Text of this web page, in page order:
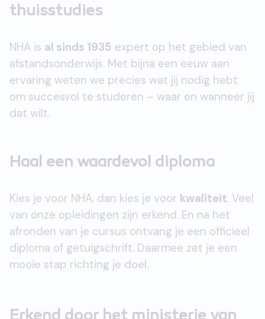
thuisstudies
NHA is al sinds 1935 expert op het gebied van
afstandsonderwijs. Met bijna een eeuw aan
ervaring weten we precies wat jij nodig hebt
om succesvol te studeren – waar en wanneer jij
dat wilt.
Haal een waardevol diploma
Kies je voor NHA, dan kies je voor kwaliteit. Veel
van onze opleidingen zijn erkend. En na het
afronden van je cursus ontvang je een officieel
diploma of getuigschrift. Daarmee zet je een
mooie stap richting je doel.